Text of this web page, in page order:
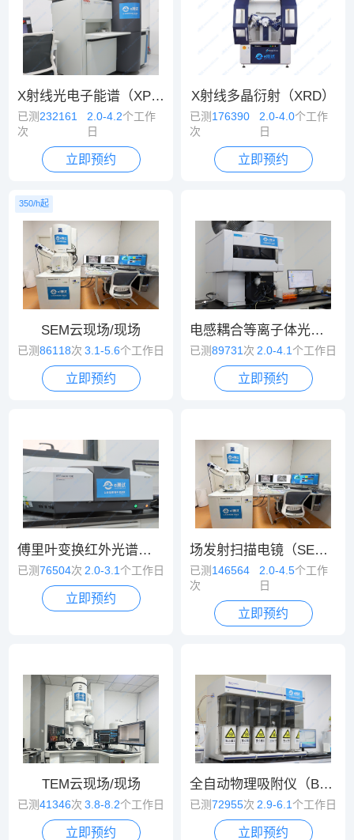
X射线光电子能谱（XPS）
已测232161
次
2.0-4.2个工作
日
立即预约
X射线多晶衍射（XRD）
已测 176390
次
2.0-4.0个工作
日
立即预约
350/h起
SEM云现场/现场
已测86118次 3.1-5.6个工作日
立即预约
电感耦合等离子体光谱/质谱（ICP-OES/MS）
已测89731次 2.0-4.1个工作日
立即预约
傅里叶变换红外光谱（FT-IR）
已测76504次 2.0-3.1 个工作日
立即预约
场发射扫描电镜（SEM）
已测 146564
次
2.0-4.5个工作
日
立即预约
TEM云现场/现场
已测41346次 3.8-8.2个工作日
立即预约
全自动物理吸附仪（BET）
已测72955次 2.9-6.1 个工作日
立即预约